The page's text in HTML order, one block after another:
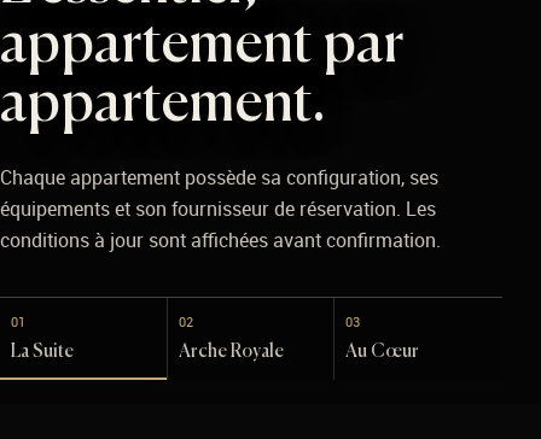
appartement par
appartement.
Chaque appartement possède sa configuration, ses
équipements et son fournisseur de réservation. Les
conditions à jour sont affichées avant confirmation.
01
La Suite
02
Arche Royale
03
Au Cœur